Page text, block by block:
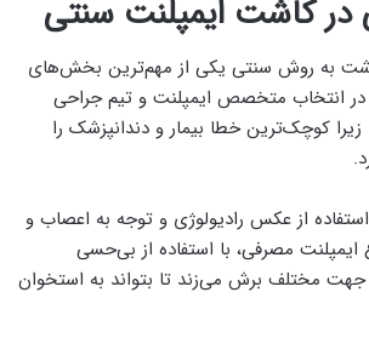
کاشت ایمپلنت سنتی
به روش سنتی یکی از مهم‌ترین بخش‌های
انتخاب متخصص ایمپلنت و تیم جراحی
کوچک‌ترین خطا بیمار و دندانپزشک را
از عکس رادیولوژی و توجه به اعصاب و
ایمپلنت مصرفی، با استفاده از بی‌حسی
مختلف برش می‌زند تا بتواند به استخوان